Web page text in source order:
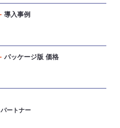
導入事例
パッケージ版 価格
パートナー